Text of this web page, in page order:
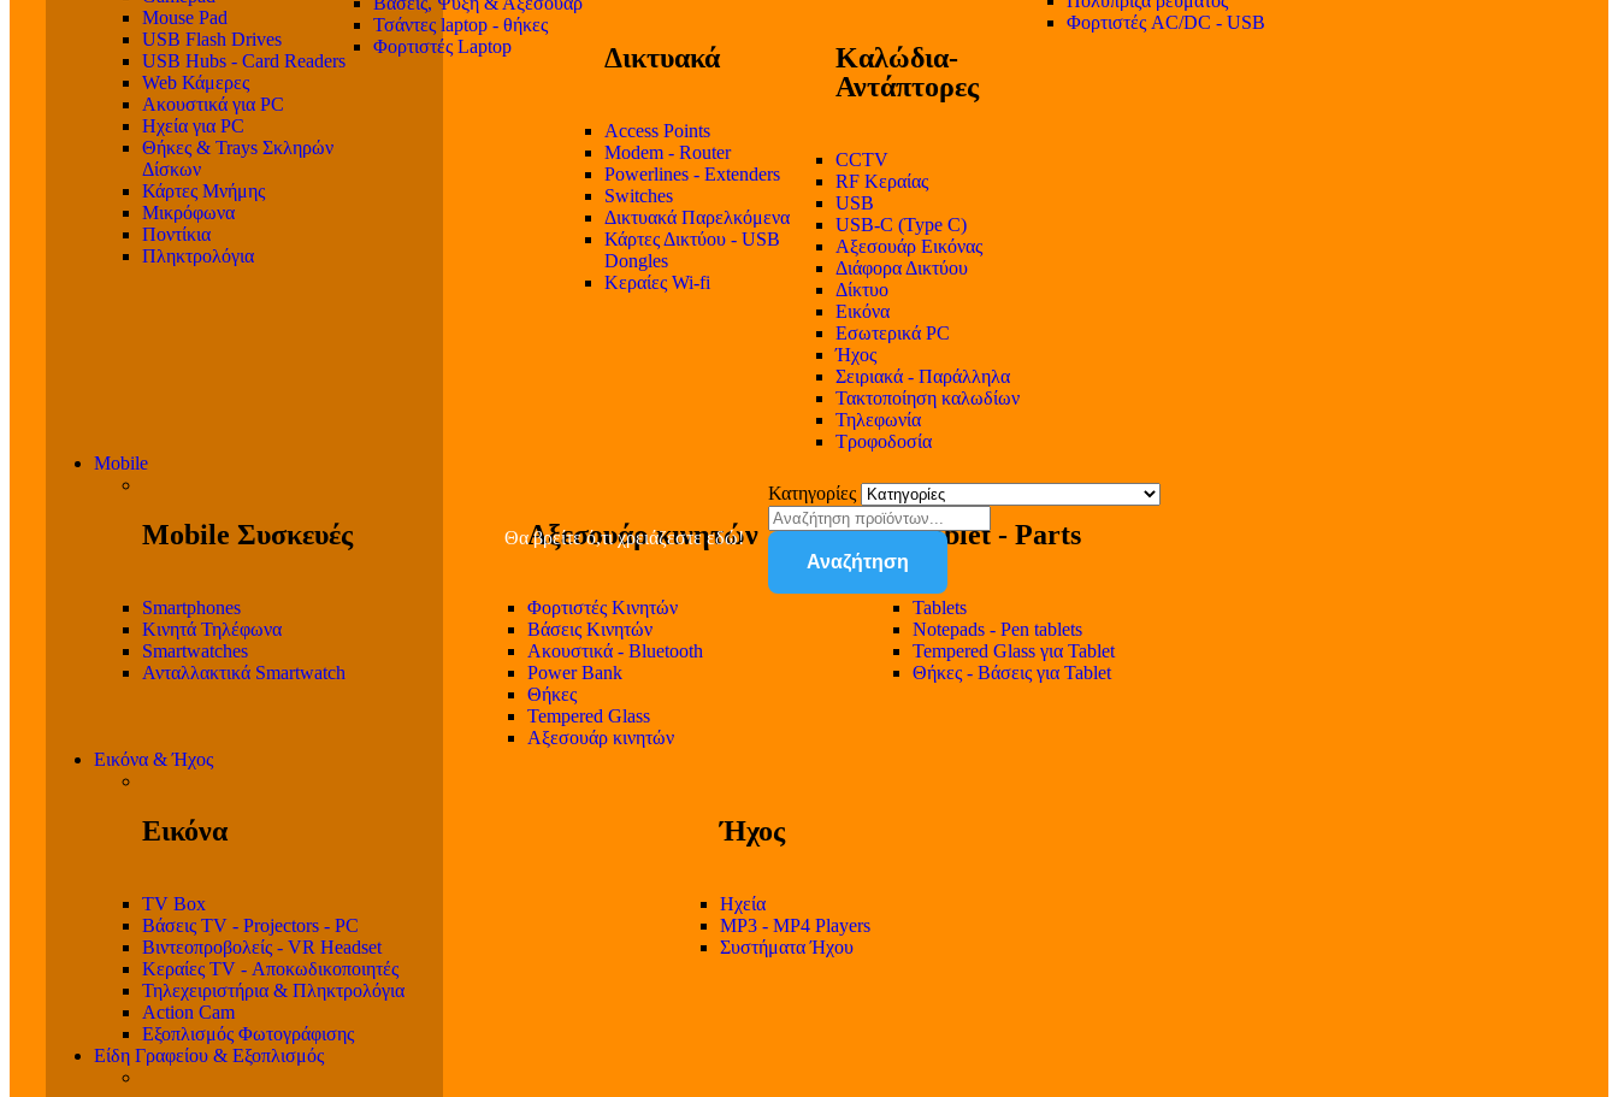
Mouse Pad
USB Flash Drives
USB Hubs - Card Readers
Web Κάμερες
Ακουστικά για PC
Ηχεία για PC
Θήκες & Trays Σκληρών
Δίσκων
Κάρτες Μνήμης
Μικρόφωνα
Ποντίκια
Πληκτρολόγια
Τσάντες laptop - θήκες
Φορτιστές Laptop
Δικτυακά
Access Points
Modem - Router
Powerlines - Extenders
Switches
Δικτυακά Παρελκόμενα
Κάρτες Δικτύου - USB
Dongles
Κεραίες Wi-fi
Καλώδια-
Αντάπτορες
CCTV
RF Κεραίας
USB
USB-C (Type C)
Αξεσουάρ Εικόνας
Διάφορα Δικτύου
Δίκτυο
Εικόνα
Εσωτερικά PC
Ήχος
Σειριακά - Παράλληλα
Τακτοποίηση καλωδίων
Τηλεφωνία
Τροφοδοσία
Φορτιστές AC/DC - USB
Mobile
Mobile Συσκευές
Smartphones
Κινητά Τηλέφωνα
Smartwatches
Ανταλλακτικά Smartwatch
Αξεσουάρ κινητών
Φορτιστές Κινητών
Βάσεις Κινητών
Ακουστικά - Bluetooth
Power Bank
Θήκες
Tempered Glass
Αξεσουάρ κινητών
Tablet - Parts
Tablets
Notepads - Pen tablets
Tempered Glass για Tablet
Θήκες - Βάσεις για Tablet
Εικόνα & Ήχος
Εικόνα
TV Box
Βάσεις TV - Projectors - PC
Βιντεοπροβολείς - VR Headset
Κεραίες TV - Αποκωδικοποιητές
Τηλεχειριστήρια & Πληκτρολόγια
Action Cam
Εξοπλισμός Φωτογράφισης
Ήχος
Ηχεία
MP3 - MP4 Players
Συστήματα Ήχου
Είδη Γραφείου & Εξοπλισμός
Θα βρείτε ό,τι χρειάζεστε εδώ!
Κατηγορίες
Αναζήτηση